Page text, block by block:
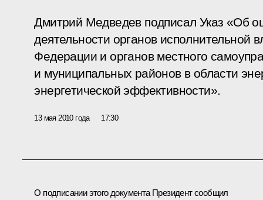
Дмитрий Медведев подписал Указ «Об
деятельности органов исполнительной
Федерации и органов местного
и муниципальных районов в области
энергетической эффективности».
13 мая 2010 года 17:30
О подписании этого документа Президент сообщил